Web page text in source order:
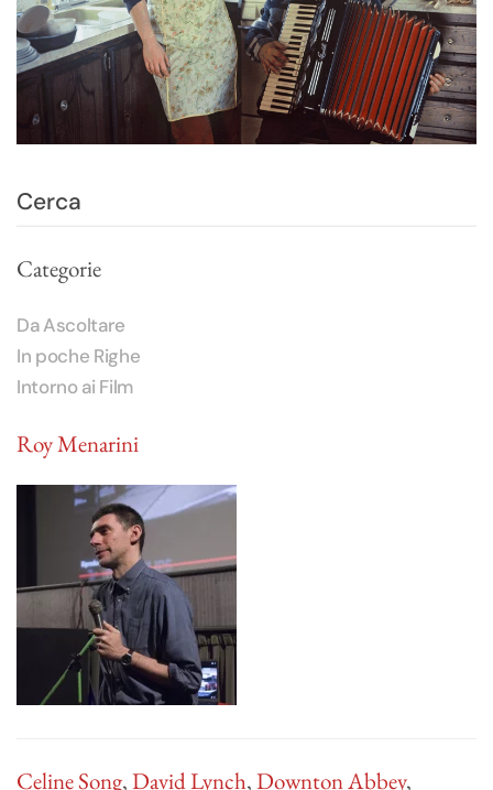
Categorie
Da Ascoltare
In poche Righe
Intorno ai Film
Roy Menarini
Celine Song,David Lynch,Downton Abbey,